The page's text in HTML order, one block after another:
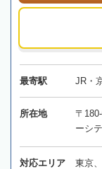
最寄駅 JR・
所在地
〒
ーシ
対応エリア 東京